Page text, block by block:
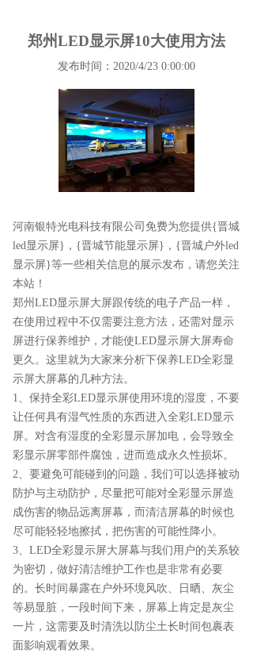
郑州LED显示屏10大使用方法
发布时间：2020/4/23 0:00:00
河南银特光电科技有限公司免费为您提供{晋城
led显示屏} ，{晋城节能显示屏}，{晋城户外led
显示屏}等一些相关信息的展示发布，请您关注
本站！
郑州LED显示屏大屏跟传统的电子产品一样，
在使用过程中不仅需要注意方法，还需对显示
屏进行保养维护，才能使LED显示屏大屏寿命
更久。这里就为大家来分析下保养LED全彩显
示屏大屏幕的几种方法。
1、保持全彩LED显示屏使用环境的湿度，不要
让任何具有湿气性质的东西进入全彩LED显示
屏。对含有湿度的全彩显示屏加电，会导致全
彩显示屏零部件腐蚀，进而造成永久性损坏。
2、要避免可能碰到的问题，我们可以选择被动
防护与主动防护，尽量把可能对全彩显示屏造
成伤害的物品远离屏幕，而清洁屏幕的时候也
尽可能轻轻地擦拭，把伤害的可能性降小。
3、LED全彩显示屏大屏幕与我们用户的关系较
为密切，做好清洁维护工作也是非常有必要
的。长时间暴露在户外环境风吹、日晒、灰尘
等易显脏，一段时间下来，屏幕上肯定是灰尘
一片，这需要及时清洗以防尘土长时间包裹表
面影响观看效果。